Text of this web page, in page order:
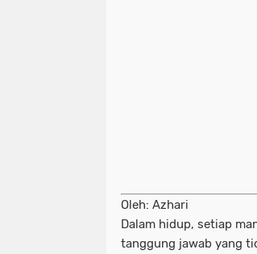
Oleh: Azhari
Dalam hidup, setiap
tanggung jawab yang